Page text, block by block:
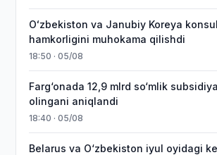
Oʻzbekiston va Janubiy Koreya
hamkorligini muhokama qilishdi
18:50 · 05/08
Farg‘onada 12,9 mlrd so‘mlik
olingani aniqlandi
18:40 · 05/08
Belarus va O‘zbekiston iyul oyidagi